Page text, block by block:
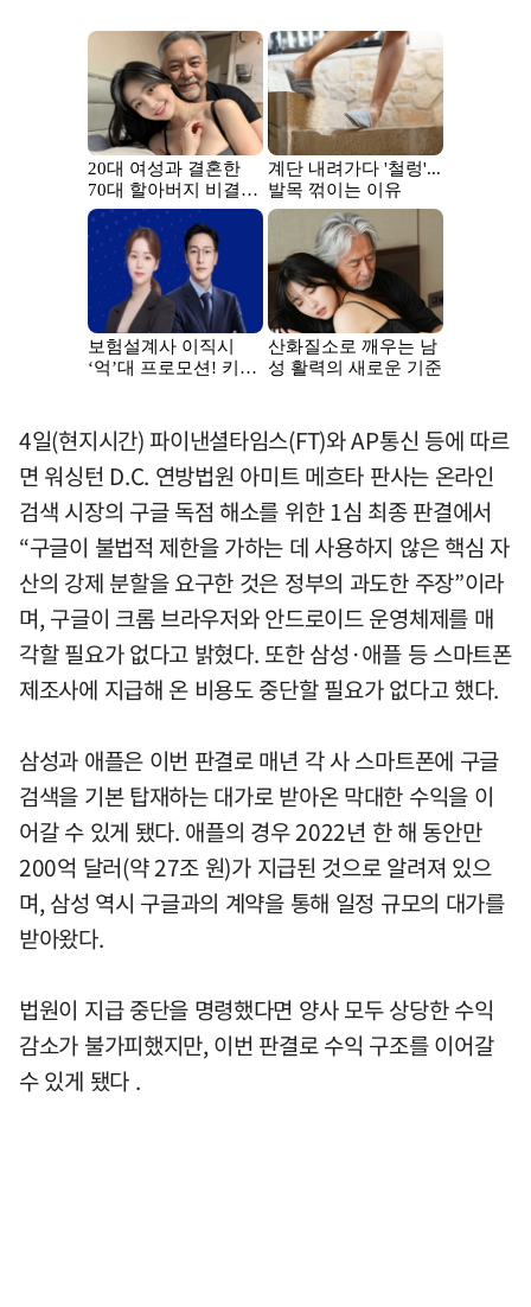
4일(현지시간) 파이낸셜타임스(FT)와 AP통신 등에 따르
면 워싱턴 D.C. 연방법원 아미트 메흐타 판사는 온라인
검색 시장의 구글 독점 해소를 위한 1심 최종 판결에서
“구글이 불법적 제한을 가하는 데 사용하지 않은 핵심 자
산의 강제 분할을 요구한 것은 정부의 과도한 주장”이라
며, 구글이 크롬 브라우저와 안드로이드 운영체제를 매
각할 필요가 없다고 밝혔다. 또한 삼성·애플 등 스마트폰
제조사에 지급해 온 비용도 중단할 필요가 없다고 했다.
삼성과 애플은 이번 판결로 매년 각 사 스마트폰에 구글
검색을 기본 탑재하는 대가로 받아온 막대한 수익을 이
어갈 수 있게 됐다. 애플의 경우 2022년 한 해 동안만
200억 달러(약 27조 원)가 지급된 것으로 알려져 있으
며, 삼성 역시 구글과의 계약을 통해 일정 규모의 대가를
받아왔다.
법원이 지급 중단을 명령했다면 양사 모두 상당한 수익
감소가 불가피했지만, 이번 판결로 수익 구조를 이어갈
수 있게 됐다 .